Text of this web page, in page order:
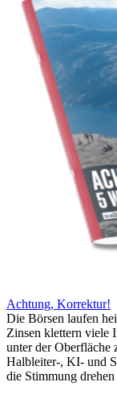
Achtung, Korrektur!
Die Börsen laufen
Zinsen klettern viele
unter der Oberfläche
Halbleiter-, KI- und
die Stimmung drehen